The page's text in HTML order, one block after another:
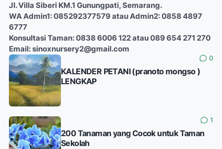
Jl. Villa Siberi KM.1 Gunungpati, Semarang.
WA Admin1: 085292377579 atau Admin2: 0858 4897
6777
Konsultasi Taman: 0838 6006 122 atau 089 654 271 270
Email: sinoxnursery2@gmail.com
0
KALENDER PETANI (pranoto mongso )
LENGKAP
1
200 Tanaman yang Cocok untuk Taman
Sekolah